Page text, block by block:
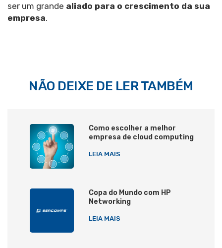
ser um grande aliado para o crescimento da sua
empresa.
NÃO DEIXE DE LER TAMBÉM
Como escolher a melhor
empresa de cloud computing
LEIA MAIS
Copa do Mundo com HP
Networking
LEIA MAIS